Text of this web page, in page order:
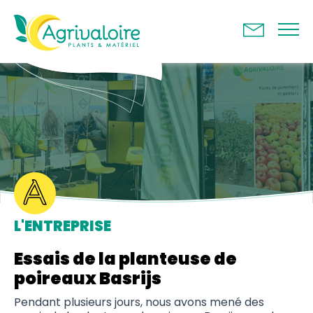
L'ENTREPRISE
Essais de la planteuse de
poireaux Basrijs
Pendant plusieurs jours, nous avons mené des